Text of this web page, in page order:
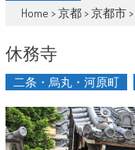
Home >京都>京都市>
休務寺
二条・烏丸・河原町